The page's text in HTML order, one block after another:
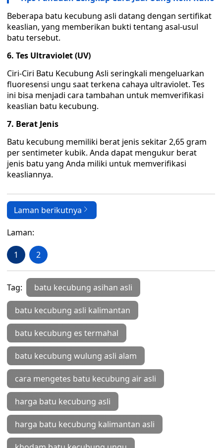
Beberapa batu kecubung asli datang dengan sertifikat
keaslian, yang memberikan bukti tentang asal-usul
batu tersebut.
6. Tes Ultraviolet (UV)
Ciri-Ciri Batu Kecubung Asli seringkali mengeluarkan
fluoresensi ungu saat terkena cahaya ultraviolet. Tes
ini bisa menjadi cara tambahan untuk memverifikasi
keaslian batu kecubung.
7. Berat Jenis
Batu kecubung memiliki berat jenis sekitar 2,65 gram
per sentimeter kubik. Anda dapat mengukur berat
jenis batu yang Anda miliki untuk memverifikasi
keasliannya.
Laman berikutnya
Laman:
1 2
Tag: batu kecubung asihan asli
batu kecubung asli kalimantan
batu kecubung es termahal
batu kecubung wulung asli alam
cara mengetes batu kecubung air asli
harga batu kecubung asli
harga batu kecubung kalimantan asli